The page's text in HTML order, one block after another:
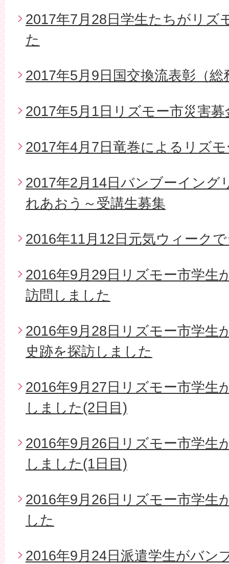
2017年7月28日学生たちがリズ
た
2017年5月9日国交換流表彰（総
2017年5月1日リズモー市災害
2017年4月7日竜巻によるリズ
2017年2月14日バンブーイング
れあおう～受講生募集
2016年11月12日元気ウィーク
2016年9月29日リズモー市学生
訪問しました
2016年9月28日リズモー市学生
史跡を探訪しました
2016年9月27日リズモー市学生
しました(2日目)
2016年9月26日リズモー市学生
しました(1日目)
2016年9月26日リズモー市学生
した
2016年9月24日派遣学生がバン